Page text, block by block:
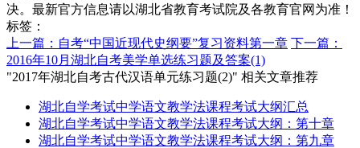
决。最新官方信息请以湖北省教育考试院及各教育官网为准！
标签：
上一篇：自考“中国近现代史纲要”复习资料第一章 下一篇：
2016年10月湖北自考美学单选练习题及答案(1)
"2017年湖北自考古代汉语单元练习题(2)" 相关文章推荐
湖北自学考试中学语文教学法课程考试大纲汇总
湖北自学考试中学语文教学法课程考试大纲：第十章
湖北自学考试中学语文教学法课程考试大纲：第九章